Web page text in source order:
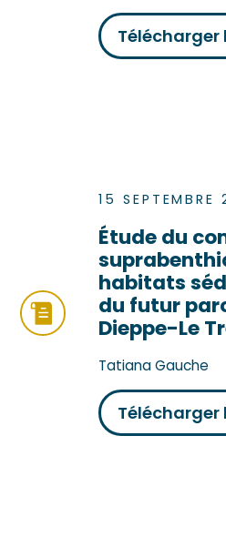
Télécharger
15 SEPTEMBRE
Étude du
habitats
du futur
Dieppe-Le
Tatiana Gauche
Télécharger